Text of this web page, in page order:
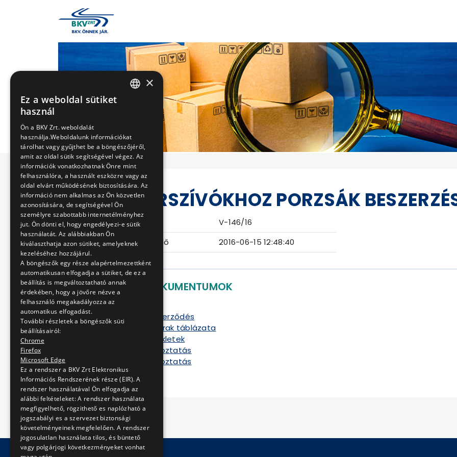
IPARI PORSZÍVÓKHOZ PORZSÁK
Eljárás száma
V-146/16
Ajánlattételi határidő
2016-06-15 12:48:40
LETÖLTHETŐ DOKUMENTUMOK
Ajánlati felhívás
Szállítási keretszerződés
Ajánlati egységárak táblázata
Kitöltendő mellékletek
Kiegészítő tájékoztatás
Kiegészítő tájékoztatás
×
Ez a weboldal sütiket
használ
Ön a BKV Zrt. weboldalát
használja.Weboldalunk információkat
tárolhat vagy gyűjthet be a böngészőjéről,
amit az oldal sütik segítségével végez. Az
információk vonatkozhatnak Önre mint
felhasználóra, a használt eszközre vagy az
oldal elvárt működésének biztosítására. Az
információ nem alkalmas az Ön közvetlen
azonosítására, de segítségével Ön
személyre szabottabb internetélményhez
jut. Ön dönti el, hogy engedélyezi-e sütik
használatát. Az alábbiakban Ön
kiválaszthatja azon sütiket, amelyeknek
kezeléséhez hozzájárul.
A böngészők egy része alapértelmezettként
automatikusan elfogadja a sütiket, de ez a
beállítás is megváltoztatható annak
érdekében, hogy a jövőre nézve a
felhasználó megakadályozza az
automatikus elfogadást.
További részletek a böngészők süti
beállításairól:
Chrome
Firefox
Microsoft Edge
Ez a rendszer a BKV Zrt Elektronikus
Információs Rendszerének része (EIR). A
rendszer használatával Ön elfogadja az
alábbi feltételeket: A rendszer használata
megfigyelhető, rögzithető es naplózható a
jogszabályi es a szervezet biztonsági
követelményeinek megfelelően. A rendszer
jogosulatlan használata tilos, és büntető
vagy polgárjogi következményeket vonhat